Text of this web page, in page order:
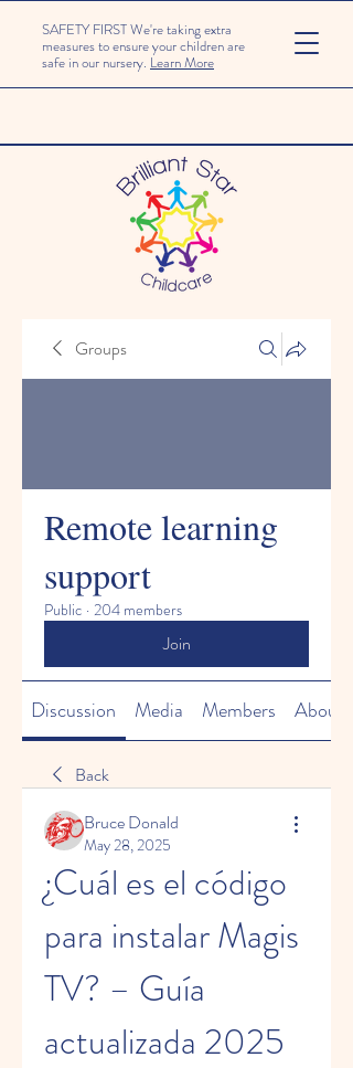
SAFETY FIRST We're taking extra
measures to ensure your children are
safe in our nursery. Learn More
Groups
Remote learning
support
Public · 204 members
Join
Discussion Media Members About
Back
Bruce Donald
May 28, 2025
¿Cuál es el código
para instalar Magis
TV? – Guía
actualizada 2025